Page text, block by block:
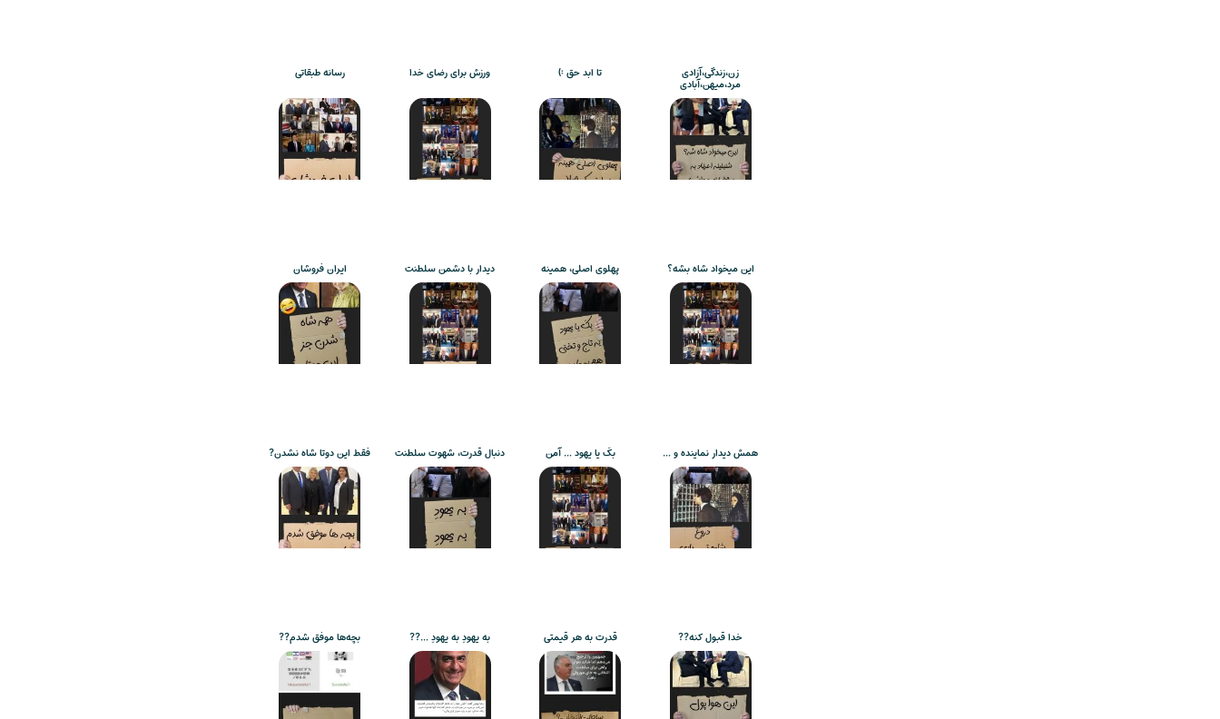
زن،زندگی،آزادی
مرد،میهن،آبادی
تا ابد حق :) ورزش برای رضای خدا رسانه طبقاتی
این میخواد شاه بشه؟ پهلوی اصلی، همینه دیدار با دشمن سلطنت ایران فروشان
همش دیدار نماینده و … بکَ یا یهود … آمن دنبال قدرت، شهوت سلطنت فقط این دوتا شاه نشدن?
خدا قبول کنه?? قدرت به هر قیمتی به یهودِ به یهودِ …?? بچه‌ها موفق شدم??